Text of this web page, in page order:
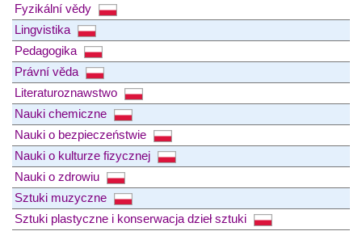
Fyzikální vědy
Lingvistika
Pedagogika
Právní věda
Literaturoznawstwo
Nauki chemiczne
Nauki o bezpieczeństwie
Nauki o kulturze fizycznej
Nauki o zdrowiu
Sztuki muzyczne
Sztuki plastyczne i konserwacja dzieł sztuki